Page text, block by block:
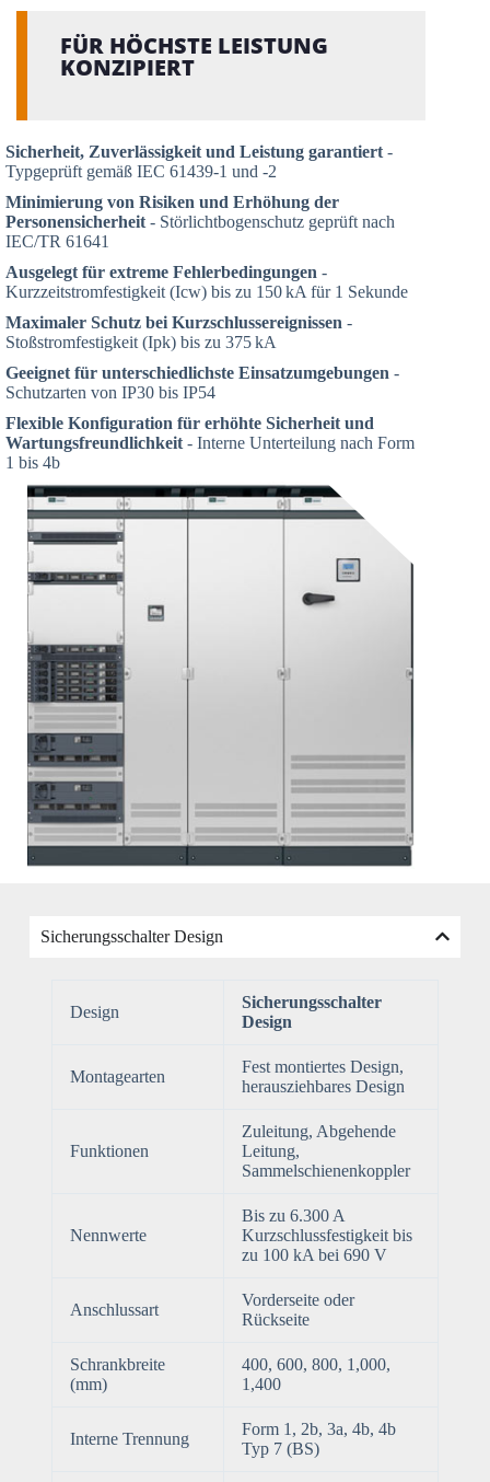
FÜR HÖCHSTE LEISTUNG
KONZIPIERT
Sicherheit, Zuverlässigkeit und Leistung garantiert-
Typgeprüft gemäß IEC 61439-1 und -2
Minimierung von Risiken und Erhöhung der
Personensicherheit- Störlichtbogenschutz geprüft nach
IEC/TR 61641
Ausgelegt für extreme Fehlerbedingungen -
Kurzzeitstromfestigkeit (Icw) bis zu 150 kA für 1 Sekunde
Maximaler Schutz bei Kurzschlussereignissen -
Stoßstromfestigkeit (Ipk) bis zu 375 kA
Geeignet für unterschiedlichste Einsatzumgebungen -
Schutzarten von IP30 bis IP54
Flexible Konfiguration für erhöhte Sicherheit und
Wartungsfreundlichkeit- Interne Unterteilung nach Form
1 bis 4b
Sicherungsschalter Design
Design
Sicherungsschalter
Design
Montagearten
Fest montiertes Design,
herausziehbares Design
Funktionen
Zuleitung, Abgehende
Leitung,
Sammelschienenkoppler
Nennwerte
Bis zu 6.300 A
Kurzschlussfestigkeit bis
zu 100 kA bei 690 V
Anschlussart
Vorderseite oder
Rückseite
Schrankbreite
(mm)
400, 600, 800, 1,000,
1,400
Interne Trennung
Form 1, 2b, 3a, 4b, 4b
Typ 7 (BS)